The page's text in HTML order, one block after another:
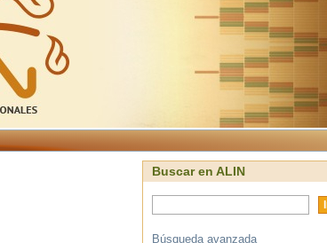
Buscar en ALIN
Búsqueda avanzada